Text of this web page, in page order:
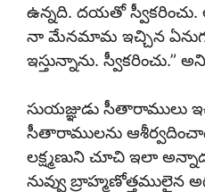
ఉన్నది. దయతో స్వీకరించు.
నా మేనమామ ఇచ్చిన
ఇస్తున్నాను. స్వీకరించు.”
సుయజ్ఞుడు సీతారాములు
సీతారాములను
లక్ష్మణుని చూచి ఇలా
నువ్వు బ్రాహ్మణోత్తములైన